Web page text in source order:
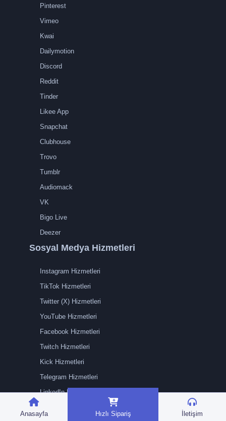
Anasayfa Hızlı Sipariş İletişim
Pinterest
Vimeo
Kwai
Dailymotion
Discord
Reddit
Tinder
Likee App
Snapchat
Clubhouse
Trovo
Tumblr
Audiomack
VK
Bigo Live
Deezer
Sosyal Medya Hizmetleri
Instagram Hizmetleri
TikTok Hizmetleri
Twitter (X) Hizmetleri
YouTube Hizmetleri
Facebook Hizmetleri
Twitch Hizmetleri
Kick Hizmetleri
Telegram Hizmetleri
LinkedIn Hizmetleri